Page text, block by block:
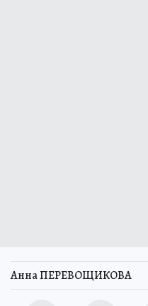
Анна ПЕРЕВОЩИКОВА